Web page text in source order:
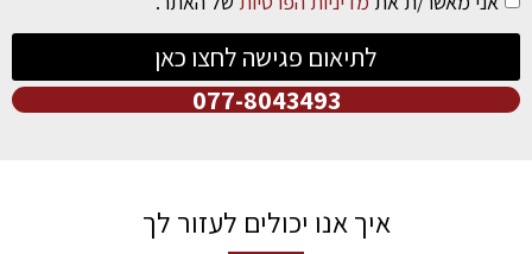
לתיאום פגישה לחצו כאן
077-8043493
איך אנו יכולים לעזור לך